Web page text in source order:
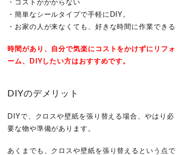
・コストがかからない
・簡単なシールタイプで手軽にDIY。
・お家の人が来なくても、好きな時間に作業できる
時間があり、自分で気楽にコストをかけずにリフォ
ーム、DIYしたい方はおすすめです。
DIYのデメリット
DIYで、クロスや壁紙を張り替える場合、やはり必
要な物や準備があります。
あくまでも、クロスや壁紙を張り替えるという点で